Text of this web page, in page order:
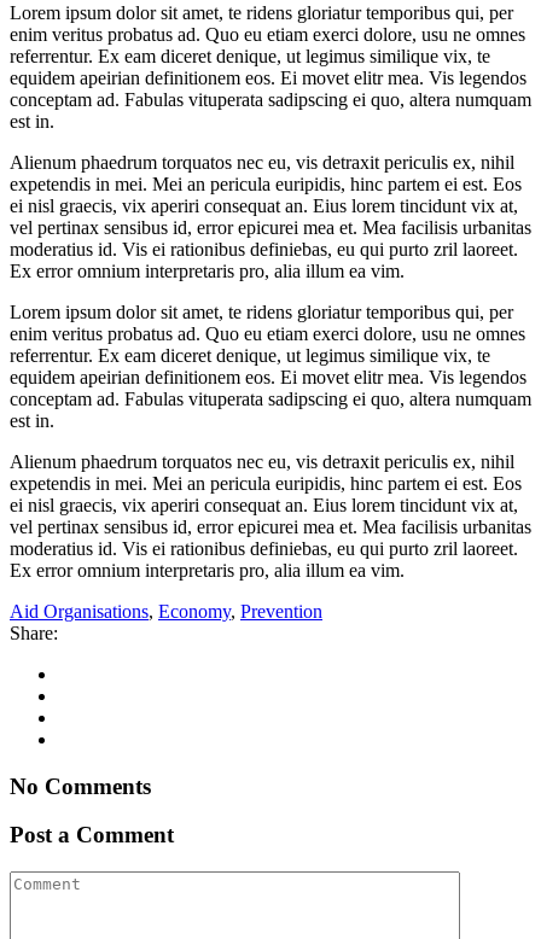
Lorem ipsum dolor sit amet, te ridens gloriatur temporibus qui, per
enim veritus probatus ad. Quo eu etiam exerci dolore, usu ne omnes
referrentur. Ex eam diceret denique, ut legimus similique vix, te
equidem apeirian definitionem eos. Ei movet elitr mea. Vis legendos
conceptam ad. Fabulas vituperata sadipscing ei quo, altera numquam
est in.
Alienum phaedrum torquatos nec eu, vis detraxit periculis ex, nihil
expetendis in mei. Mei an pericula euripidis, hinc partem ei est. Eos
ei nisl graecis, vix aperiri consequat an. Eius lorem tincidunt vix at,
vel pertinax sensibus id, error epicurei mea et. Mea facilisis urbanitas
moderatius id. Vis ei rationibus definiebas, eu qui purto zril laoreet.
Ex error omnium interpretaris pro, alia illum ea vim.
Lorem ipsum dolor sit amet, te ridens gloriatur temporibus qui, per
enim veritus probatus ad. Quo eu etiam exerci dolore, usu ne omnes
referrentur. Ex eam diceret denique, ut legimus similique vix, te
equidem apeirian definitionem eos. Ei movet elitr mea. Vis legendos
conceptam ad. Fabulas vituperata sadipscing ei quo, altera numquam
est in.
Alienum phaedrum torquatos nec eu, vis detraxit periculis ex, nihil
expetendis in mei. Mei an pericula euripidis, hinc partem ei est. Eos
ei nisl graecis, vix aperiri consequat an. Eius lorem tincidunt vix at,
vel pertinax sensibus id, error epicurei mea et. Mea facilisis urbanitas
moderatius id. Vis ei rationibus definiebas, eu qui purto zril laoreet.
Ex error omnium interpretaris pro, alia illum ea vim.
Aid Organisations, Economy, Prevention
Share:
No Comments
Post a Comment